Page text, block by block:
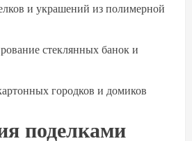
и украшений из полимерной
стеклянных банок и
городков и домиков
поделками